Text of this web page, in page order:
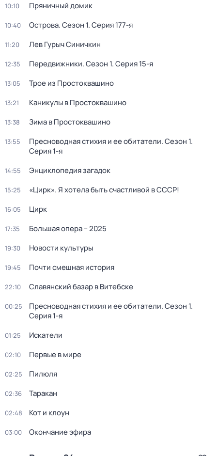
10:10 Пряничный домик
10:40 Острова. Сезон 1. Серия 177-я
11:20 Лев Гурыч Синичкин
12:35 Передвижники. Сезон 1. Серия 15-я
13:05 Трое из Простоквашино
13:21 Каникулы в Простоквашино
13:38 Зима в Простоквашино
13:55 Пресноводная стихия и ее обитатели. Сезон 1.
Серия 1-я
14:55 Энциклопедия загадок
15:25 «Цирк». Я хотела быть счастливой в СССР!
16:05 Цирк
17:35 Большая опера – 2025
19:30 Новости культуры
19:45 Почти смешная история
22:10 Славянский базар в Витебске
00:25 Пресноводная стихия и ее обитатели. Сезон 1.
Серия 1-я
01:25 Искатели
02:10 Первые в мире
02:25 Пилюля
02:36 Таракан
02:48 Кот и клоун
03:00 Окончание эфира